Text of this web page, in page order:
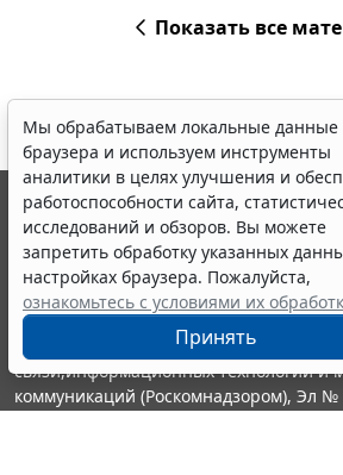
Показать все
Мы обрабатываем локальные данные
браузера и используем инструменты
аналитики в целях улучшения и
работоспособности сайта,
исследований и обзоров. Вы можете
запретить обработку указанных
настройках браузера. Пожалуйста,
ознакомьтесь с условиями их
Принять
© ООО "НПП "ГАРАНТ-СЕРВИС", 2026.
выпускается с 1990 года. Компания
являются участниками Российской
информации ГАРАНТ.
Портал ГАРАНТ.РУ зарегистрирован в
издания Федеральной службой по
связи,информационных технологий и
коммуникаций (Роскомнадзором), Эл №